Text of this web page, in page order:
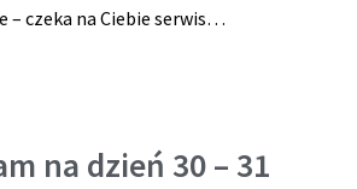
– czeka na Ciebie serwis…
na dzień 30 – 31